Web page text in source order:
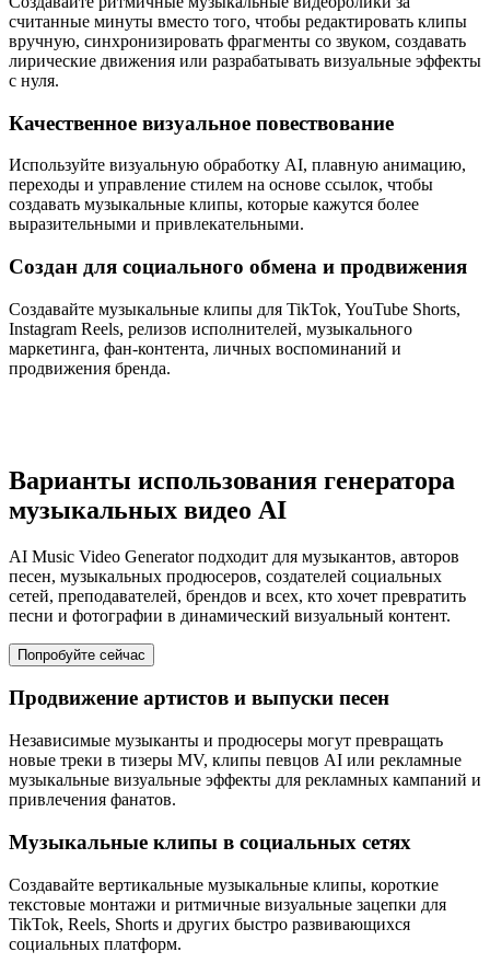
считанные минуты вместо того, чтобы редактировать клипы
вручную, синхронизировать фрагменты со звуком, создавать
лирические движения или разрабатывать визуальные эффекты
с нуля.
Качественное визуальное повествование
Используйте визуальную обработку AI, плавную анимацию,
переходы и управление стилем на основе ссылок, чтобы
создавать музыкальные клипы, которые кажутся более
выразительными и привлекательными.
Создан для социального обмена и продвижения
Создавайте музыкальные клипы для TikTok, YouTube Shorts,
Instagram Reels, релизов исполнителей, музыкального
маркетинга, фан-контента, личных воспоминаний и
продвижения бренда.
Варианты использования генератора
музыкальных видео AI
AI Music Video Generator подходит для музыкантов, авторов
песен, музыкальных продюсеров, создателей социальных
сетей, преподавателей, брендов и всех, кто хочет превратить
песни и фотографии в динамический визуальный контент.
Попробуйте сейчас
Продвижение артистов и выпуски песен
Независимые музыканты и продюсеры могут превращать
новые треки в тизеры MV, клипы певцов AI или рекламные
музыкальные визуальные эффекты для рекламных кампаний и
привлечения фанатов.
Музыкальные клипы в социальных сетях
Создавайте вертикальные музыкальные клипы, короткие
текстовые монтажи и ритмичные визуальные зацепки для
TikTok, Reels, Shorts и других быстро развивающихся
социальных платформ.